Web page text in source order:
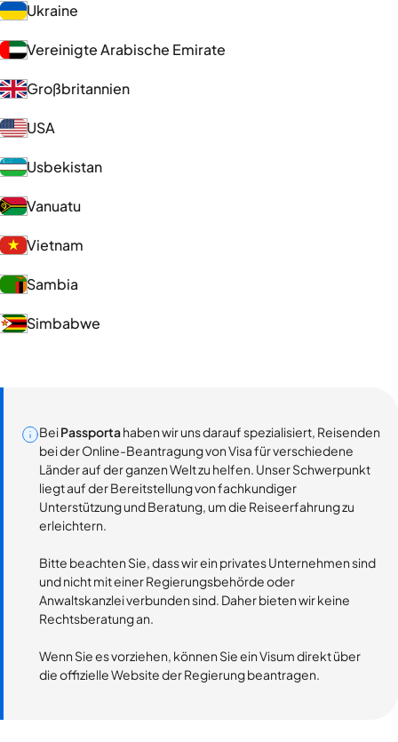
Ukraine
Vereinigte Arabische Emirate
Großbritannien
USA
Usbekistan
Vanuatu
Vietnam
Sambia
Simbabwe
BeiPassportahaben wir uns darauf spezialisiert, Reisenden
bei der Online-Beantragung von Visa für verschiedene
Länder auf der ganzen Welt zu helfen. Unser Schwerpunkt
liegt auf der Bereitstellung von fachkundiger
Unterstützung und Beratung, um die Reiseerfahrung zu
erleichtern.
Bitte beachten Sie, dass wir ein privates Unternehmen sind
und nicht mit einer Regierungsbehörde oder
Anwaltskanzlei verbunden sind. Daher bieten wir keine
Rechtsberatung an.
Wenn Sie es vorziehen, können Sie ein Visum direkt über
die offizielle Website der Regierung beantragen.